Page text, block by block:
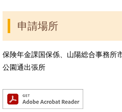
申請場所
保険年金課国保係、山陽総合事務所
公園通出張所